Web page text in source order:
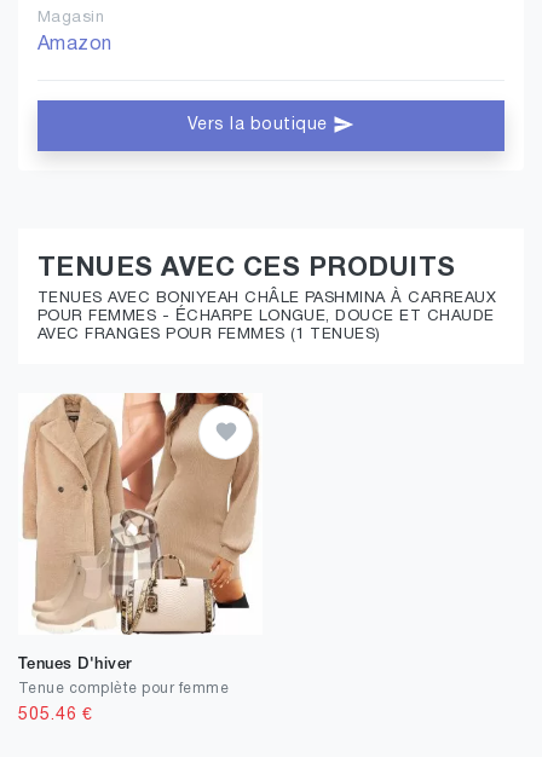
Magasin
Amazon
Vers la boutique
TENUES AVEC CES PRODUITS
TENUES AVEC BONIYEAH CHÂLE PASHMINA À CARREAUX
POUR FEMMES - ÉCHARPE LONGUE, DOUCE ET CHAUDE
AVEC FRANGES POUR FEMMES (1 TENUES)
Tenues D'hiver
Tenue complète pour femme
505.46 €